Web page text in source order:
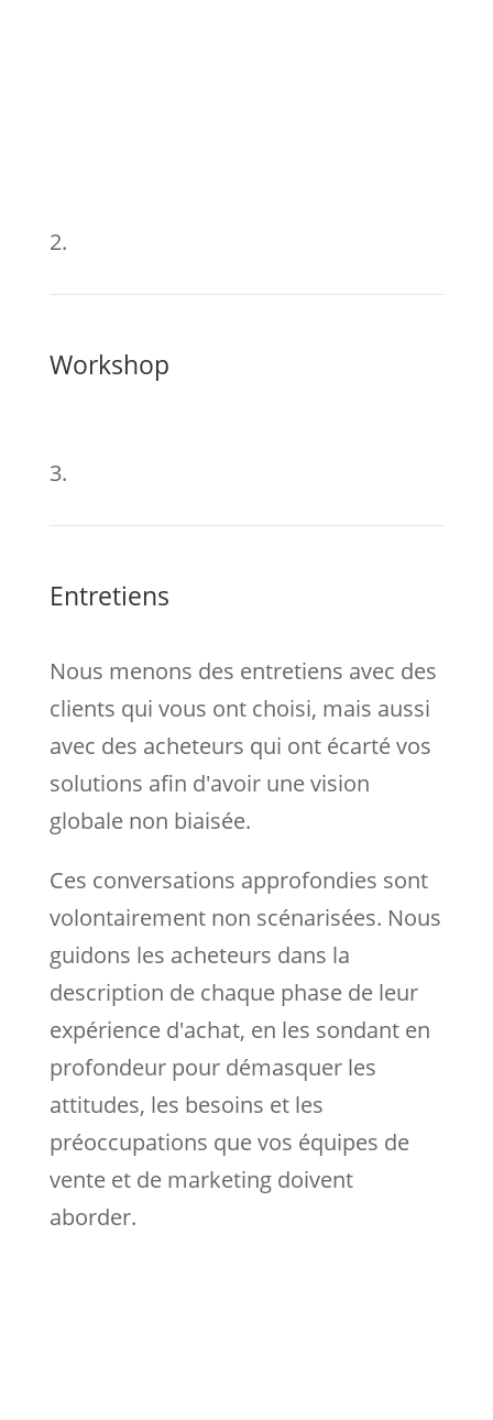
2.
Workshop
3.
Entretiens
Nous menons des entretiens avec des
clients qui vous ont choisi, mais aussi
avec des acheteurs qui ont écarté vos
solutions afin d'avoir une vision
globale non biaisée.
Ces conversations approfondies sont
volontairement non scénarisées. Nous
guidons les acheteurs dans la
description de chaque phase de leur
expérience d'achat, en les sondant en
profondeur pour démasquer les
attitudes, les besoins et les
préoccupations que vos équipes de
vente et de marketing doivent
aborder.